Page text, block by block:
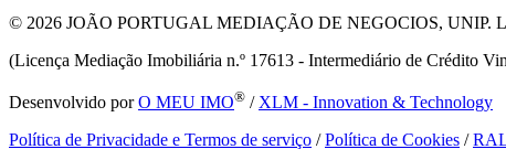
© 2026 JOÃO PORTUGAL MEDIAÇÃO DE NEGOCIOS, UNIP.
(Licença Mediação Imobiliária n.º 17613 - Intermediário de Crédito
Desenvolvido porO MEU IMO® / XLM - Innovation & Technology
Política de Privacidade e Termos de serviço /Política de Cookies /